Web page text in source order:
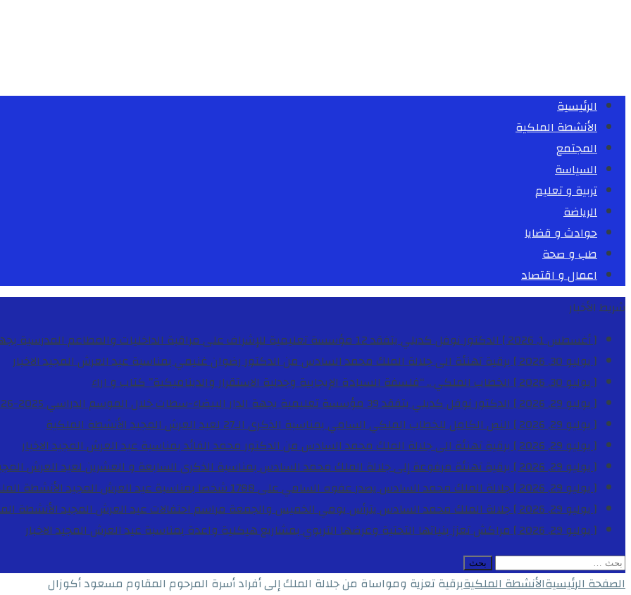
الرئيسية
الأنشطة الملكية
المجتمع
السياسة
تربية و تعليم
الرياضة
حوادث و قضايا
طب و صحة
اعمال و اقتصاد
شريط الأخبار
[ أغسطس 1, 2026 ]
الدكتور نوفل كديلي يتفقد 12 مؤسسة تعليمية للإشراف على مراقبة الداخليات والمطاعم المدرسية بجهة الدار البيضاء-سطات
[ يوليو 30, 2026 ]
برقية تهنئة الى جلالة الملك محمد السادس من الدكتور رضوان غنيمي بمناسبة عيد العرش المجيدالاخبار
[ يوليو 30, 2026 ]
الخطاب الملكي .. “فلسفة السيادة الإيجابية وجدلية الاستقرار والديناميكية”كتاب و اراء
[ يوليو 29, 2026 ]
الدكتور نوفل كديلي يتفقد 39 مؤسسة تعليمية بجهة الدار البيضاء-سطات خلال الموسم الدراسي 2025-2026
[ يوليو 29, 2026 ]
النص الكامل للخطاب الملكي السامي بمناسبة الذكرى الـ27 لعيد العرش المجيد
الأنشطة الملكية
[ يوليو 29, 2026 ]
برقية تهنئة الى جلالة الملك محمد السادس من الدكتور محمد الفائد بمناسبة عيد العرش المجيدالاخبار
[ يوليو 29, 2026 ]
برقية تهنئة مرفوعة إلى جلالة الملك محمد السادس بمناسبة الذكرى السابعة و العشرين لعيد العرش
[ يوليو 29, 2026 ]
جلالة الملك محمد السادس يصدر عفوه السامي على 1788 شخصا بمناسبة عيد العرش المجيد
الأنشطة
[ يوليو 29, 2026 ]
جلالة الملك محمد السادس يترأس يومي الخميس والجمعة مراسم احتفالات عيد العرش المجيدالأنشطة
[ يوليو 29, 2026 ]
مراكش تعزز بنياتها التحتية وعرضها التربوي بمشاريع هيكلية واعدة بمناسبة عيد العرش المجيدالاخبار
البحث
عن:
الصفحة الرئيسيةالأنشطة الملكيةبرقية تعزية ومواساة من جلالة الملك إلى أفراد أسرة المرحوم المقاوم مسعود أكوزال